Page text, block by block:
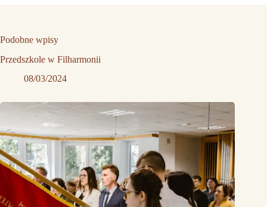
Podobne wpisy
Przedszkole w Filharmonii
08/03/2024